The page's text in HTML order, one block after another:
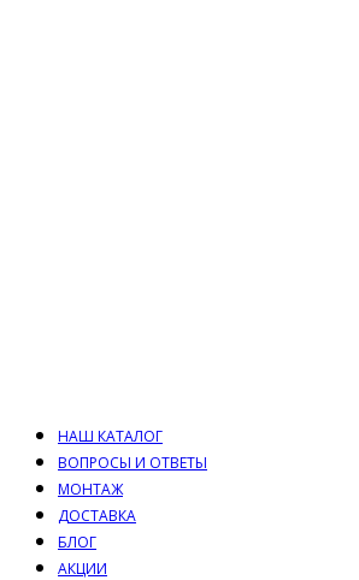
НАШ КАТАЛОГ
ВОПРОСЫ И ОТВЕТЫ
МОНТАЖ
ДОСТАВКА
БЛОГ
АКЦИИ